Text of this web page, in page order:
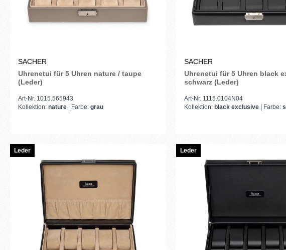
SACHER
Uhrenetui für 5 Uhren nature / taupe
(Leder)
Art-Nr. 1015.565943
Kollektion: nature | Farbe: grau
SACHER
Uhrenetui für 5 Uhren black
schwarz (Leder)
Art-Nr. 1115.0104N04
Kollektion: black exclusive | Farbe:
Leder Leder